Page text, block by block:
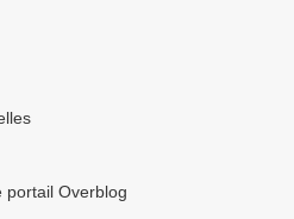
portail Overblog